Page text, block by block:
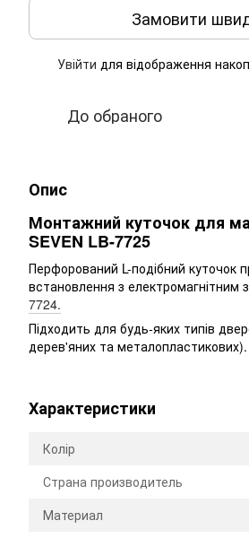
Замовити
Увійти для відображення
До обраного
Опис
Монтажний куточок для
SEVEN LB-7725
Перфорований L-подібний куточок
встановлення з електромагнітним
7724.
Підходить для будь-яких типів
дерев'яних та металопластикових).
Характеристики
Колір
Страна производитель
Материал